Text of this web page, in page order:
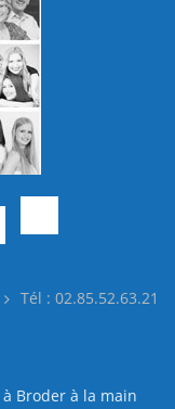
Tél : 02.85.52.63.21
Broder à la main